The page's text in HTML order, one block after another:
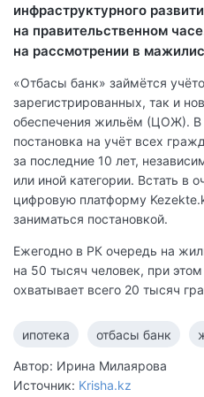
инфраструктурного
на правительственном
на рассмотрении в
«Отбасы банк» займётся
зарегистрированных, так и
обеспечения жильём (ЦОЖ). В
постановка на учёт всех
за последние 10 лет,
или иной категории. Встать в
цифровую платформу
заниматься постановкой.
Ежегодно в РК очередь на
на 50 тысяч человек, при
охватывает всего 20 тысяч
ипотека отбасы банк
Автор: Ирина Милаярова
Источник: Krisha.kz